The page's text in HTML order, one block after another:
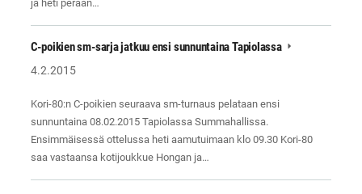
ja heti perään…
C-poikien sm-sarja jatkuu ensi sunnuntaina Tapiolassa
4.2.2015
Kori-80:n C-poikien seuraava sm-turnaus pelataan ensi
sunnuntaina 08.02.2015 Tapiolassa Summahallissa.
Ensimmäisessä ottelussa heti aamutuimaan klo 09.30 Kori-80
saa vastaansa kotijoukkue Hongan ja…